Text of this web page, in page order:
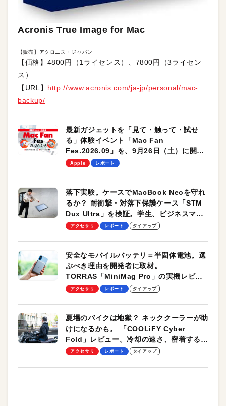
Acronis True Image for Mac
【販売】アクロニス・ジャパン
【価格】4800円（1ライセンス）、7800円（3ライセン
ス）
【URL】 http://www.acronis.com/ja-jp/personal/mac-
backup/
最新ガジェットを「見て・触って・試せ
る」体験イベント「Mac Fan
Fes.2026.09」を、9月26日（土）に開催
します！
Apple レポート
落下実験。ケースでMacBook Neoを守れ
るか？ 耐衝撃・対落下保護ケース「STM
Dux Ultra」を検証。学生、ビジネスマン
のモバイルユースに最適！
アクセサリ レポート タイアップ
安全なモバイルバッテリ＝半固体電池。選
ぶべき理由を開発者に取材。
TORRAS「MiniMag Pro」の実機レビュ
ーも
アクセサリ レポート タイアップ
夏場のバイクは地獄？ ネッククーラーが助
けになるかも。 「COOLiFY Cyber
Fold」レビュー。冷却の速さ、密着する冷
却プレート、シンプルな操作性がグッド！
アクセサリ レポート タイアップ